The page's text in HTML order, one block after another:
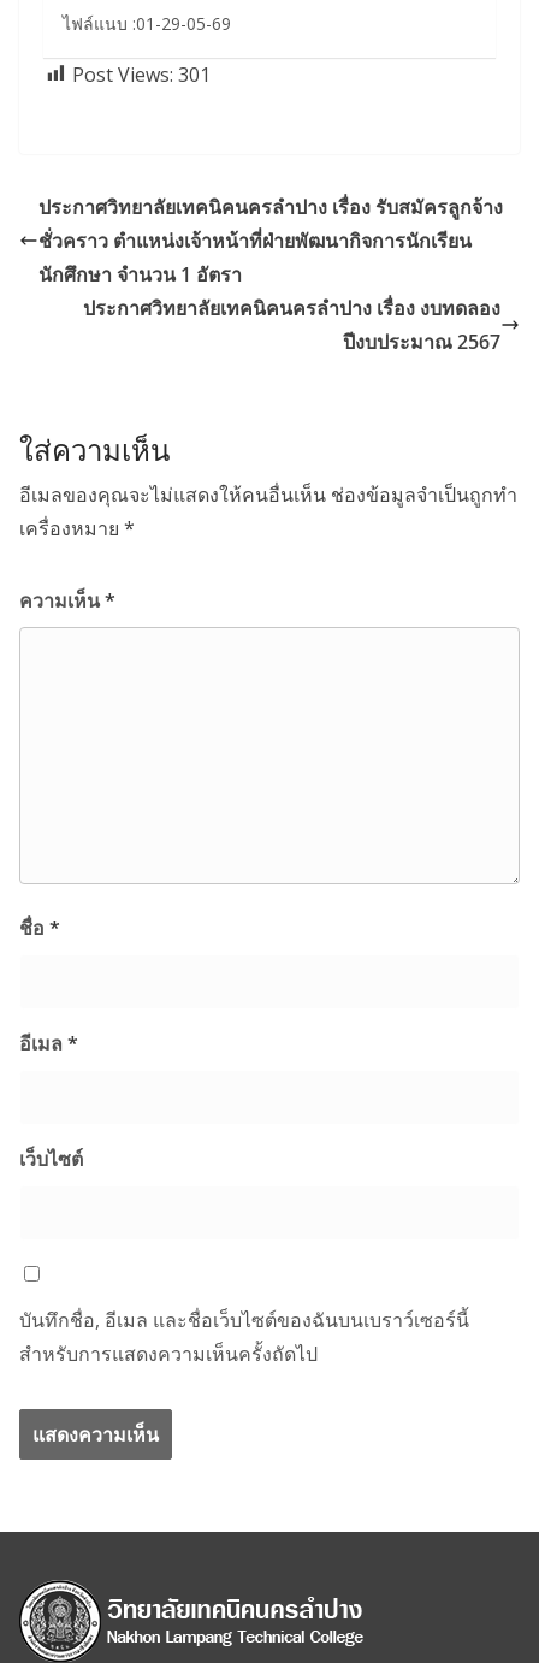
ไฟล์แนบ :01-29-05-69
Post Views: 301
ประกาศวิทยาลัยเทคนิคนครลำปาง เรื่อง รับสมัครลูกจ้าง
ชั่วคราว ตำแหน่งเจ้าหน้าที่ฝ่ายพัฒนากิจการนักเรียน
นักศึกษา จำนวน 1 อัตรา
ประกาศวิทยาลัยเทคนิคนครลำปาง เรื่อง งบทดลอง
ปีงบประมาณ 2567
ใส่ความเห็น
อีเมลของคุณจะไม่แสดงให้คนอื่นเห็น ช่องข้อมูลจำเป็นถูกทำ
เครื่องหมาย *
ความเห็น*
ชื่อ *
อีเมล *
เว็บไซต์
บันทึกชื่อ, อีเมล และชื่อเว็บไซต์ของฉันบนเบราว์เซอร์นี้
สำหรับการแสดงความเห็นครั้งถัดไป